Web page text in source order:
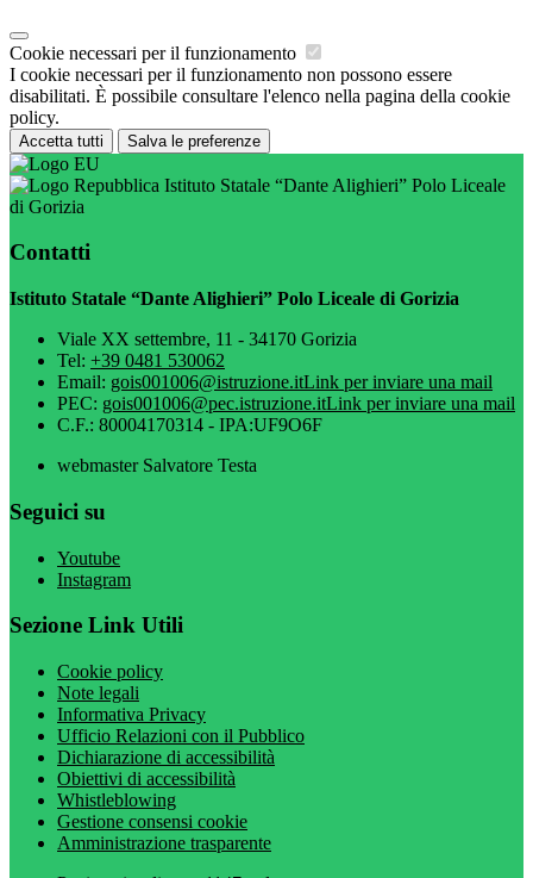
Cookie necessari per il funzionamento
I cookie necessari per il funzionamento non possono essere
disabilitati. È possibile consultare l'elenco nella pagina della cookie
policy.
Accetta tutti Salva le preferenze
Istituto Statale “Dante Alighieri” Polo Liceale
di Gorizia
Contatti
Istituto Statale “Dante Alighieri” Polo Liceale di Gorizia
Viale XX settembre, 11 - 34170 Gorizia
Tel: +39 0481 530062
Email: gois001006@istruzione.itLink per inviare una mail
PEC: gois001006@pec.istruzione.itLink per inviare una mail
C.F.: 80004170314 - IPA:UF9O6F
webmaster Salvatore Testa
Seguici su
Youtube
Instagram
Sezione Link Utili
Cookie policy
Note legali
Informativa Privacy
Ufficio Relazioni con il Pubblico
Dichiarazione di accessibilità
Obiettivi di accessibilità
Whistleblowing
Gestione consensi cookie
Amministrazione trasparente